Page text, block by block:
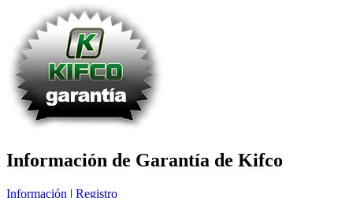
Información de Garantía de Kifco
Información | Registro